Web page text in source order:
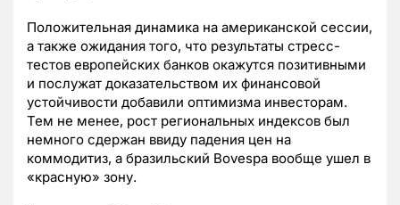
Положительная динамика на американской сессии,
а также ожидания того, что результаты стресс-
тестов европейских банков окажутся позитивными
и послужат доказательством их финансовой
устойчивости добавили оптимизма инвесторам.
Тем не менее, рост региональных индексов был
немного сдержан ввиду падения цен на
коммодитиз, а бразильский Bovespa вообще ушел в
«красную» зону.